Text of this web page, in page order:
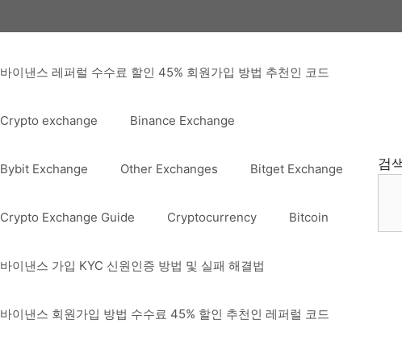
바이낸스 레퍼럴 수수료 할인 45% 회원가입 방법 추천인 코드
Crypto exchange Binance Exchange
Bybit Exchange Other Exchanges Bitget Exchange
Crypto Exchange Guide Cryptocurrency Bitcoin
바이낸스 가입 KYC 신원인증 방법 및 실패 해결법
바이낸스 회원가입 방법 수수료 45% 할인 추천인 레퍼럴 코드
검